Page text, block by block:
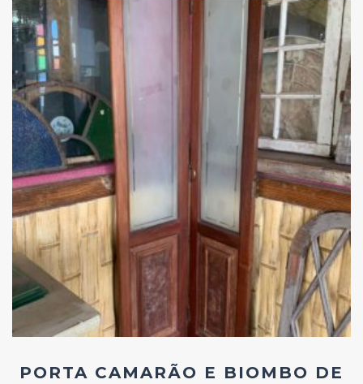
ao
Favoritos
PORTA CAMARÃO E BIOMBO DE